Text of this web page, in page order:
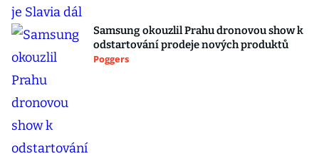
Samsung okouzlil Prahu dronovou show k
odstartování prodeje nových produktů
Poggers